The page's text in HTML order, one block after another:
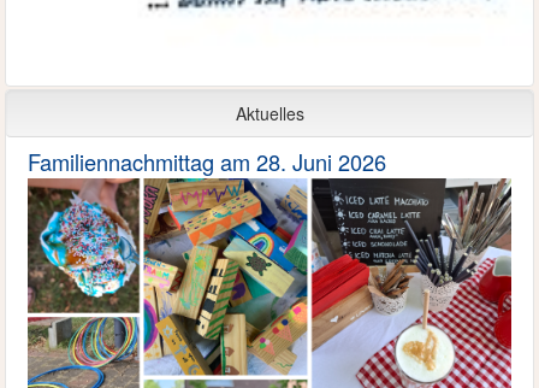
Aktuelles
Familiennachmittag am 28. Juni 2026